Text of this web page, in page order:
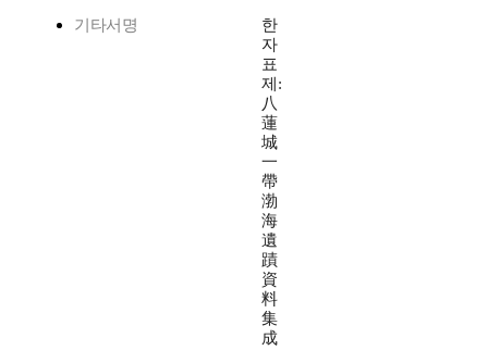
기타서명
한
자
표
제:
八
蓮
城
一
帶
渤
海
遺
蹟
資
料
集
成